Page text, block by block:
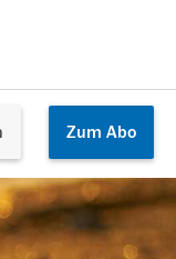
Zum Abo